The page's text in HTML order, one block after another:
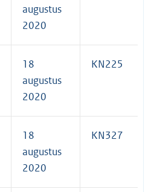
augustus
2020
18
augustus
2020
KN225
18
augustus
2020
KN327